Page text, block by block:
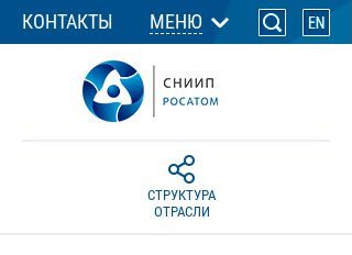
КОНТАКТЫ МЕНЮ
СТРУКТУРА
ОТРАСЛИ